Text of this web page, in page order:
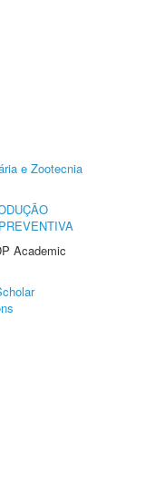
e Zootecnia
Academic